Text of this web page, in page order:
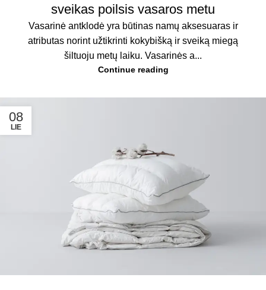
sveikas poilsis vasaros metu
Vasarinė antklodė yra būtinas namų aksesuaras ir
atributas norint užtikrinti kokybišką ir sveiką miegą
šiltuoju metų laiku. Vasarinės a...
Continue reading
08
LIE